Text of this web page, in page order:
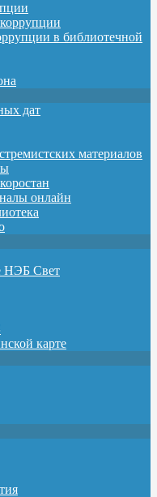
в библиотечной
дат
материалов
онлайн
НЭБ Свет
карте